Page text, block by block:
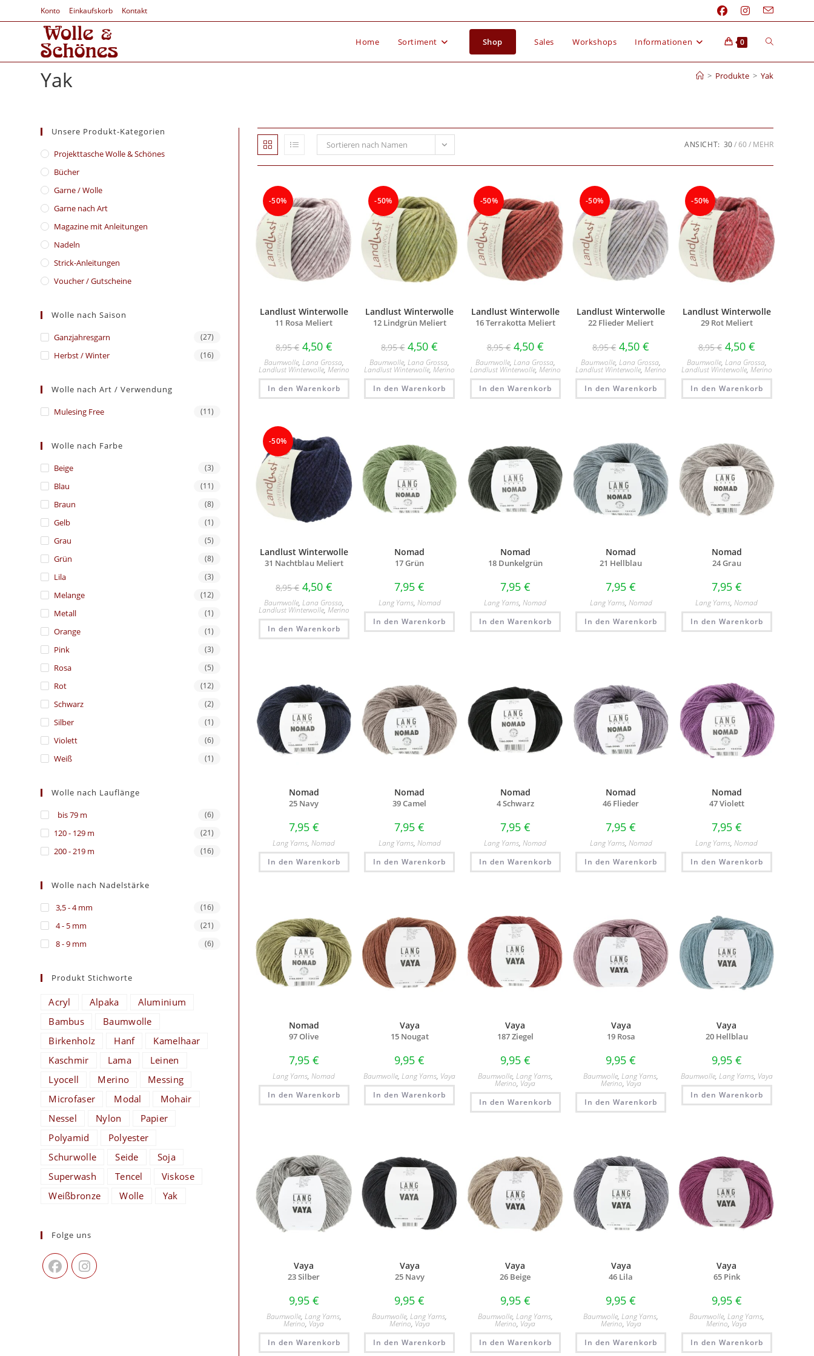
Konto Einkaufskorb Kontakt
Home Sortiment Shop Sales Workshops Informationen 0
Yak > Produkte > Yak
Sortieren nach Namen ANSICHT: 30 60 MEHR
-50%
Landlust Winterwolle
11 Rosa Meliert
8,95€ 4,50 €
Baumwolle, Lana Grossa,
Landlust Winterwolle, Merino
In den Warenkorb
-50%
Landlust Winterwolle
12 Lindgrün Meliert
8,95€ 4,50€
Baumwolle,Lana Grossa,
Landlust Winterwolle,Merino
In den Warenkorb
-50%
Landlust Winterwolle
16 Terrakotta Meliert
8,95€ 4,50 €
Baumwolle, Lana Grossa,
Landlust Winterwolle, Merino
In den Warenkorb
-50%
Landlust Winterwolle
22 Flieder Meliert
8,95€ 4,50€
Baumwolle,Lana Grossa,
Landlust Winterwolle,Merino
In den Warenkorb
-50%
Landlust Winterwolle
29 Rot Meliert
8,95€ 4,50 €
Baumwolle, Lana Grossa,
Landlust Winterwolle, Merino
In den Warenkorb
-50%
Landlust Winterwolle
31 Nachtblau Meliert
8,95€ 4,50 €
Baumwolle, Lana Grossa,
Landlust Winterwolle, Merino
In den Warenkorb
Nomad
17 Grün
7,95€
Lang Yarns, Nomad
In den Warenkorb
Nomad
18 Dunkelgrün
7,95 €
Lang Yarns,Nomad
In den Warenkorb
Nomad
21 Hellblau
7,95€
Lang Yarns, Nomad
In den Warenkorb
Nomad
24 Grau
7,95 €
Lang Yarns,Nomad
In den Warenkorb
Nomad
25 Navy
7,95 €
Lang Yarns,Nomad
In den Warenkorb
Nomad
39 Camel
7,95€
Lang Yarns, Nomad
In den Warenkorb
Nomad
4 Schwarz
7,95 €
Lang Yarns,Nomad
In den Warenkorb
Nomad
46 Flieder
7,95€
Lang Yarns, Nomad
In den Warenkorb
Nomad
47 Violett
7,95 €
Lang Yarns,Nomad
In den Warenkorb
Nomad
97 Olive
7,95 €
Lang Yarns,Nomad
In den Warenkorb
Vaya
15 Nougat
9,95€
Baumwolle,Lang Yarns, Vaya
In den Warenkorb
Vaya
187 Ziegel
9,95 €
Baumwolle, Lang Yarns,
Merino, Vaya
In den Warenkorb
Vaya
19 Rosa
9,95€
Baumwolle,Lang Yarns,
Merino, Vaya
In den Warenkorb
Vaya
20 Hellblau
9,95 €
Baumwolle, Lang Yarns, Vaya
In den Warenkorb
Vaya
23 Silber
9,95 €
Baumwolle, Lang Yarns,
Merino, Vaya
In den Warenkorb
Vaya
25 Navy
9,95€
Baumwolle,Lang Yarns,
Merino, Vaya
In den Warenkorb
Vaya
26 Beige
9,95 €
Baumwolle, Lang Yarns,
Merino, Vaya
In den Warenkorb
Vaya
46 Lila
9,95€
Baumwolle,Lang Yarns,
Merino, Vaya
In den Warenkorb
Vaya
65 Pink
9,95 €
Baumwolle, Lang Yarns,
Merino, Vaya
In den Warenkorb
Unsere Produkt-Kategorien
​Projekttasche Wolle & Schönes
Bücher
Garne / Wolle
Garne nach Art
Magazine mit Anleitungen
Nadeln
Strick-Anleitungen
Voucher / Gutscheine
Wolle nach Saison
Ganzjahresgarn (27)
Herbst / Winter (16)
Wolle nach Art / Verwendung
Mulesing Free (11)
Wolle nach Farbe
Beige (3)
Blau (11)
Braun (8)
Gelb (1)
Grau (5)
Grün (8)
Lila (3)
Melange (12)
Metall (1)
Orange (1)
Pink (3)
Rosa (5)
Rot (12)
Schwarz (2)
Silber (1)
Violett (6)
Weiß (1)
Wolle nach Lauflänge
bis 79 m (6)
120 - 129 m (21)
200 - 219 m (16)
Wolle nach Nadelstärke
3,5 - 4 mm (16)
4 - 5 mm (21)
8 - 9 mm (6)
Produkt Stichworte
Acryl Alpaka
Aluminium
Bambus
Baumwolle
Birkenholz
Hanf
Kamelhaar
Kaschmir
Lama
Leinen
Lyocell
Merino
Messing
Microfaser
Modal
Mohair
Nessel
Nylon
Papier
Polyamid
Polyester
Schurwolle
Seide
Soja
Superwash
Tencel
Viskose
Weißbronze
Wolle Yak
Folge uns